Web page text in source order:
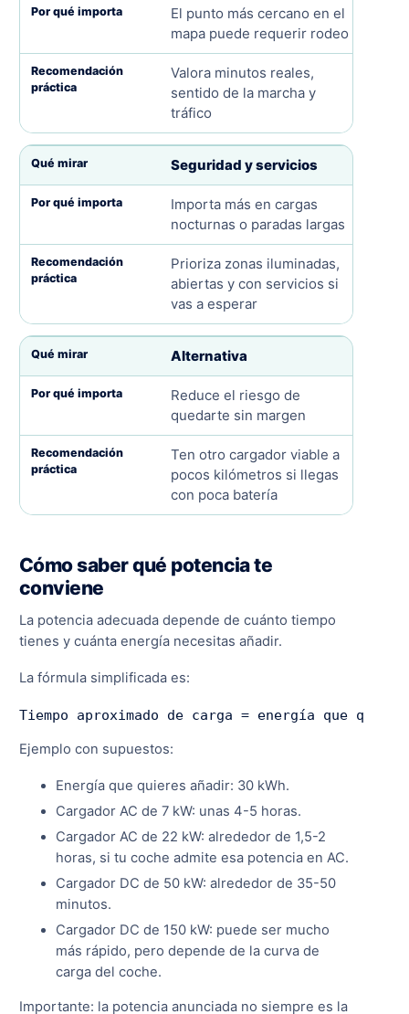
El punto más cercano en el
mapa puede requerir rodeo
Valora minutos reales,
sentido de la marcha y
tráfico
Seguridad y servicios
Importa más en cargas
nocturnas o paradas largas
Prioriza zonas iluminadas,
abiertas y con servicios si
vas a esperar
Alternativa
Reduce el riesgo de
quedarte sin margen
Ten otro cargador viable a
pocos kilómetros si llegas
con poca batería
Cómo saber qué potencia te
conviene
La potencia adecuada depende de cuánto tiempo
tienes y cuánta energía necesitas añadir.
La fórmula simplificada es:
Tiempo aproximado de carga = energía que
Ejemplo con supuestos:
Energía que quieres añadir: 30 kWh.
Cargador AC de 7 kW: unas 4-5 horas.
Cargador AC de 22 kW: alrededor de 1,5-2
horas, si tu coche admite esa potencia en AC.
Cargador DC de 50 kW: alrededor de 35-50
minutos.
Cargador DC de 150 kW: puede ser mucho
más rápido, pero depende de la curva de
carga del coche.
Importante: la potencia anunciada no siempre es la